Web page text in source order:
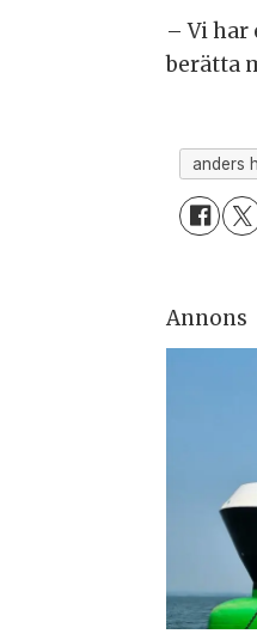
– Vi har
berätta
anders
Annons